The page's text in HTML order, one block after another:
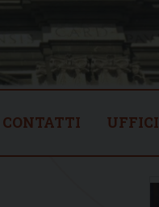
CONTATTI UFFICI